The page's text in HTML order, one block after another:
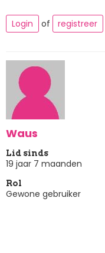
Login of registreer
Waus
Lid sinds
19 jaar 7 maanden
Rol
Gewone gebruiker